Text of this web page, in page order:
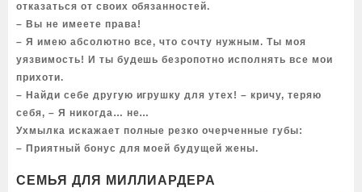
отказаться от своих обязанностей.
– Вы не имеете права!
– Я имею абсолютно все, что сочту нужным. Ты моя
уязвимость! И ты будешь безропотно исполнять все мои
прихоти.
– Найди себе другую игрушку для утех! – кричу, теряю
себя, – Я никогда… не…
Ухмылка искажает полные резко очерченные губы:
– Приятный бонус для моей будущей жены.
СЕМЬЯ ДЛЯ МИЛЛИАРДЕРА